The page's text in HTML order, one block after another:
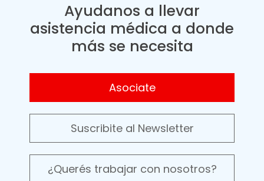
Ayudanos a llevar
asistencia médica a donde
más se necesita
Asociate
Suscribite al Newsletter
¿Querés trabajar con nosotros?